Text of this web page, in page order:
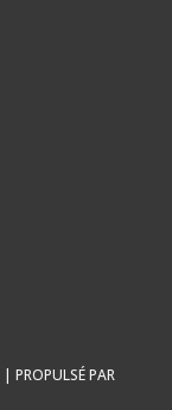
| PROPULSÉ PAR